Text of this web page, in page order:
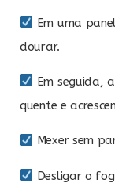
Em uma
dourar.
Em seguida,
quente e
Mexer sem
Desligar o